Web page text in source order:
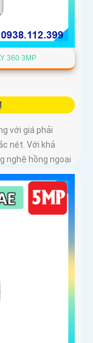
360 3MP
với giá phải
nét. Với khả
nghệ hồng ngoại